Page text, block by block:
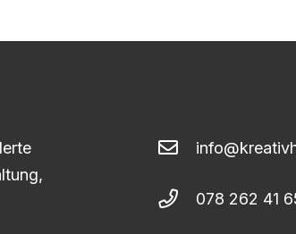
078 262 41